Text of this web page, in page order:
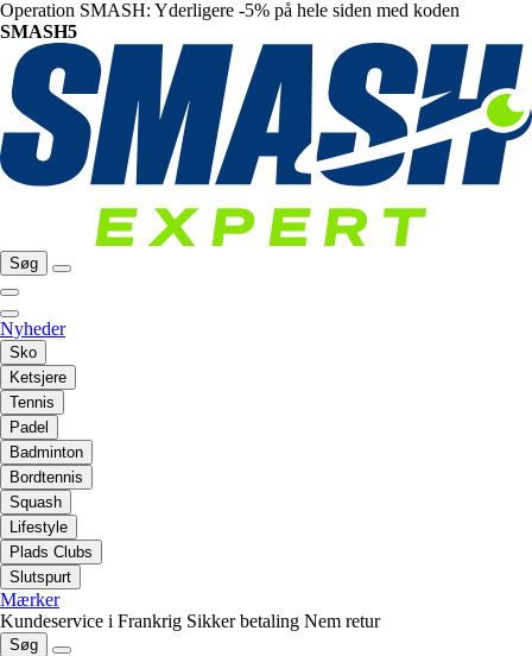
Operation SMASH: Yderligere -5% på hele siden med koden
SMASH5
Søg
Nyheder
Sko
Ketsjere
Tennis
Padel
Badminton
Bordtennis
Squash
Lifestyle
Plads Clubs
Slutspurt
Mærker
Kundeservice i Frankrig Sikker betaling Nem retur
Søg